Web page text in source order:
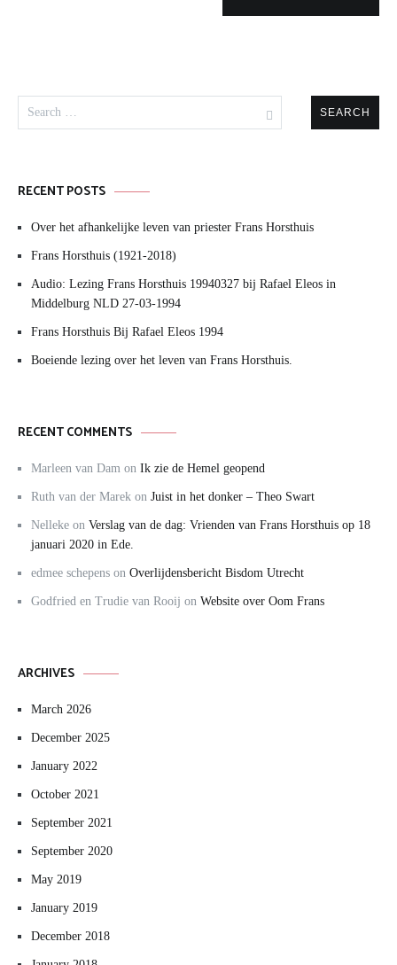
for:
RECENT POSTS
Over het afhankelijke leven van priester Frans Horsthuis
Frans Horsthuis (1921-2018)
Audio: Lezing Frans Horsthuis 19940327 bij Rafael Eleos in
Middelburg NLD 27-03-1994
Frans Horsthuis Bij Rafael Eleos 1994
Boeiende lezing over het leven van Frans Horsthuis.
RECENT COMMENTS
Marleen van Dam on Ik zie de Hemel geopend
Ruth van der Marek on Juist in het donker – Theo Swart
Nelleke on Verslag van de dag: Vrienden van Frans Horsthuis op 18
januari 2020 in Ede.
edmee schepens on Overlijdensbericht Bisdom Utrecht
Godfried en Trudie van Rooij on Website over Oom Frans
ARCHIVES
March 2026
December 2025
January 2022
October 2021
September 2021
September 2020
May 2019
January 2019
December 2018